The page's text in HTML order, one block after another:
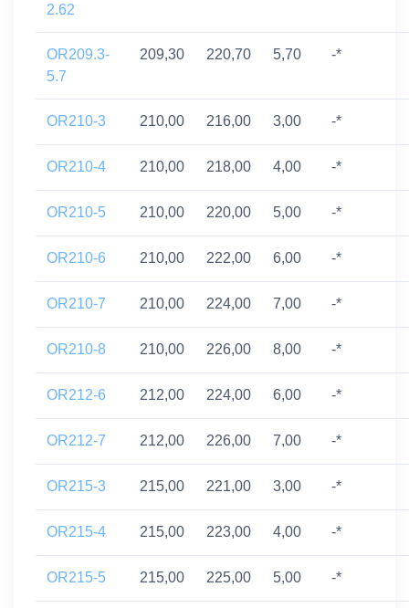
2.62
OR209.3-
5.7
209,30 220,70 5,70 -*
OR210-3 210,00 216,00 3,00 -*
OR210-4 210,00 218,00 4,00 -*
OR210-5 210,00 220,00 5,00 -*
OR210-6 210,00 222,00 6,00 -*
OR210-7 210,00 224,00 7,00 -*
OR210-8 210,00 226,00 8,00 -*
OR212-6 212,00 224,00 6,00 -*
OR212-7 212,00 226,00 7,00 -*
OR215-3 215,00 221,00 3,00 -*
OR215-4 215,00 223,00 4,00 -*
OR215-5 215,00 225,00 5,00 -*